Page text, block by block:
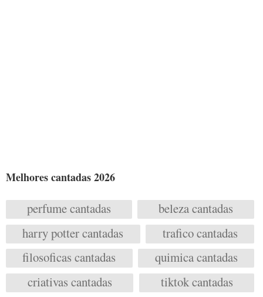
Melhores cantadas 2026
perfume cantadas
beleza cantadas
harry potter cantadas
trafico cantadas
filosoficas cantadas
quimica cantadas
criativas cantadas
tiktok cantadas